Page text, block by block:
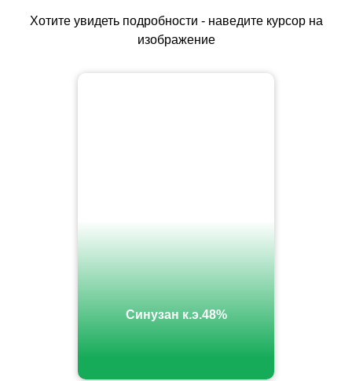
Хотите увидеть подробности - наведите курсор на
изображение
Синузан к.э.48%